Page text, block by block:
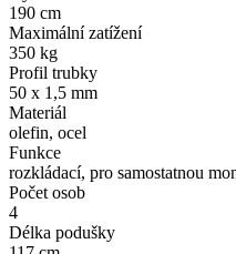
190 cm
Maximální zatížení
350 kg
Profil trubky
50 x 1,5 mm
Materiál
olefin, ocel
Funkce
rozkládací, pro samostatnou
Počet osob
4
Délka podušky